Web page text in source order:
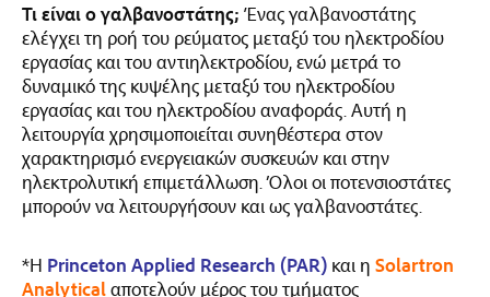
Τι είναι ο γαλβανοστάτης; Ένας γαλβανοστάτης
ελέγχει τη ροή του ρεύματος μεταξύ του ηλεκτροδίου
εργασίας και του αντιηλεκτροδίου, ενώ μετρά το
δυναμικό της κυψέλης μεταξύ του ηλεκτροδίου
εργασίας και του ηλεκτροδίου αναφοράς. Αυτή η
λειτουργία χρησιμοποιείται συνηθέστερα στον
χαρακτηρισμό ενεργειακών συσκευών και στην
ηλεκτρολυτική επιμετάλλωση. Όλοι οι ποτενσιοστάτες
μπορούν να λειτουργήσουν και ως γαλβανοστάτες.
*Η Princeton Applied Research (PAR) και η Solartron
Analyticalαποτελούν μέρος του τμήματος